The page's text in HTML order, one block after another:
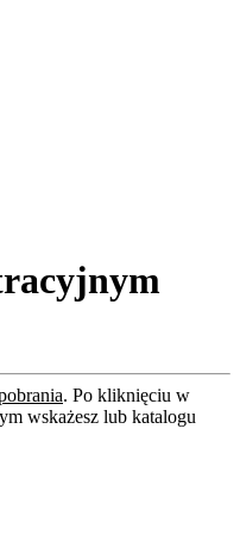
. Po kliknięciu w
wskażesz lub katalogu